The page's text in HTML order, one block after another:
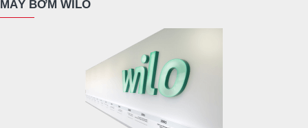
MÁY BƠM WILO